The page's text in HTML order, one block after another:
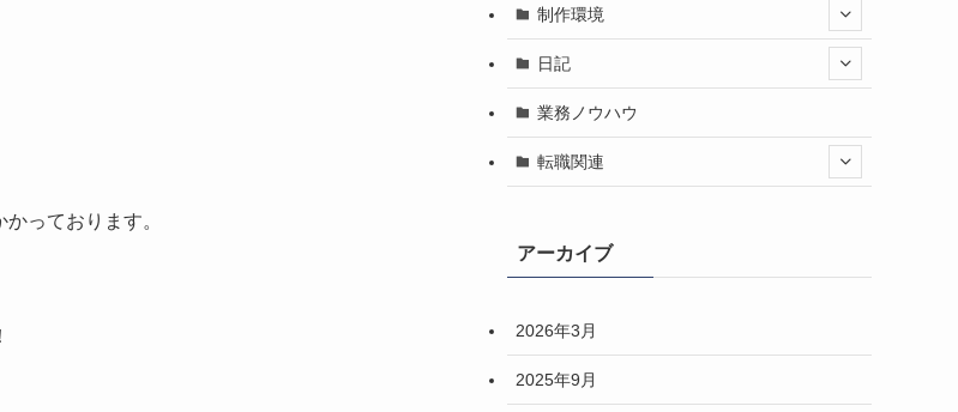
っております。
制作環境
日記
業務ノウハウ
転職関連
アーカイブ
2026年3月
2025年9月